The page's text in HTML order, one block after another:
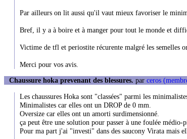
Par ailleurs on lit aussi qu'il vaut mieux favoriser le
Bref, il y a à boire et à manger pour tout le monde et
Victime de tfl et periostite récurente malgré les semelles
Merci pour vos avis.
Chaussure hoka prevenant des blessures. par ceros
Les chaussures Hoka sont "classées" parmi les
Minimalistes car elles ont un DROP de 0 mm.
Oversize car elles ont un amorti surdimensionné.
ça peut être une solution pour passer à une foulée
Pour ma part j'ai "investi" dans des saucony Virata mais